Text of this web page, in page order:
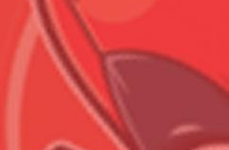
Всего позиций в корзине
Всего товара в корзине